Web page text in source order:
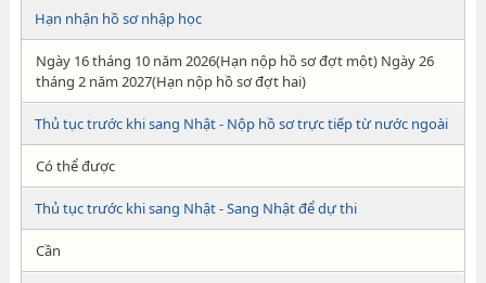
Hạn nhận hồ sơ nhập học
Ngày 16 tháng 10 năm 2026(Hạn nộp hồ sơ đợt một) Ngày 26
tháng 2 năm 2027(Hạn nộp hồ sơ đợt hai)
Thủ tục trước khi sang Nhật - Nộp hồ sơ trực tiếp từ nước ngoài
Có thể được
Thủ tục trước khi sang Nhật - Sang Nhật để dự thi
Cần